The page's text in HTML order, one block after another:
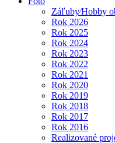
Záľuby⁄Hobby
Rok 2026
Rok 2025
Rok 2024
Rok 2023
Rok 2022
Rok 2021
Rok 2020
Rok 2019
Rok 2018
Rok 2017
Rok 2016
Realizované